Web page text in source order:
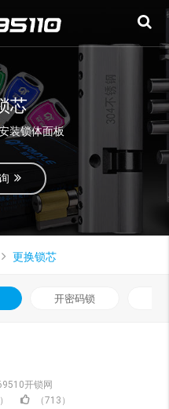
芯
装锁体面板
更换锁芯
开密码锁
开锁网
（713）